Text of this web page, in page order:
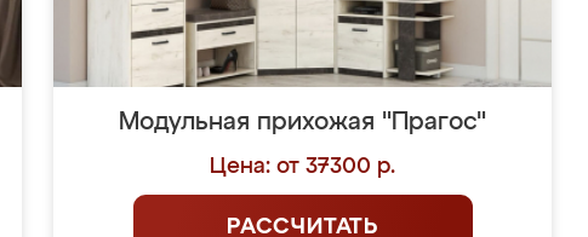
Модульная прихожая "Прагос"
Цена: от 37300 р.
РАССЧИТАТЬ